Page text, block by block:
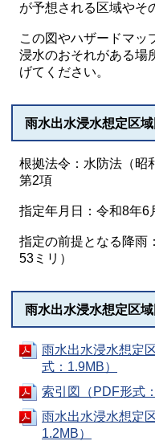
が予想される区域やそ
この図やハザードマッ
浸水のおそれがある場
げてください。
雨水出水浸水想定区
根拠法令：水防法（昭
第2項
指定年月日：令和8年6
指定の前提となる降雨
53ミリ）
雨水出水浸水想定区域
雨水出水浸水想定
式：1.9MB）
索引図（PDF形式
雨水出水浸水想定
1.2MB）